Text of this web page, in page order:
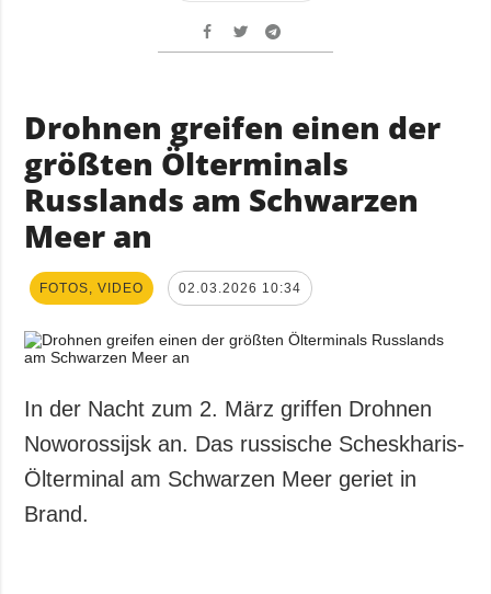
Drohnen greifen einen der
größten Ölterminals
Russlands am Schwarzen
Meer an
FOTOS, VIDEO 02.03.2026 10:34
In der Nacht zum 2. März griffen Drohnen
Noworossijsk an. Das russische Scheskharis-
Ölterminal am Schwarzen Meer geriet in
Brand.